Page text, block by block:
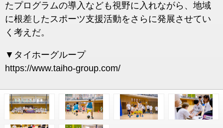
たプログラムの導入なども視野に入れながら、地域
に根差したスポーツ支援活動をさらに発展させてい
く考えだ。
▼タイホーグループ
https://www.taiho-group.com/